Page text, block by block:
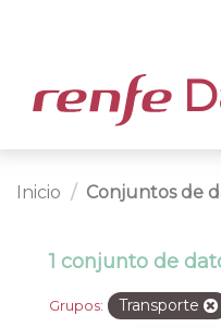
Inicio Conjuntos de
1 conjunto de
Grupos: Transporte